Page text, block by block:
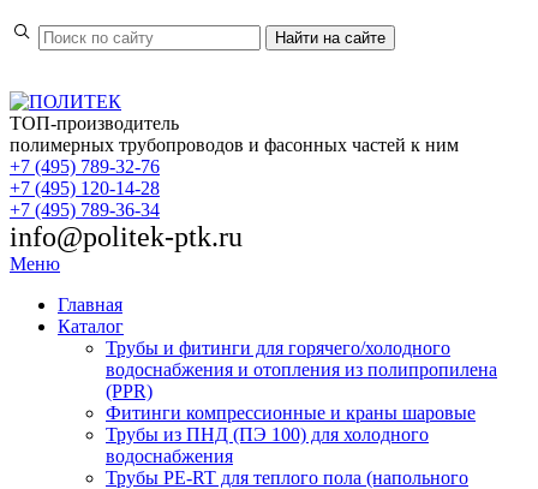
Найти на сайте
ТОП-производитель
полимерных трубопроводов и фасонных частей к ним
+7 (495) 789-32-76
+7 (495) 120-14-28
+7 (495) 789-36-34
info@politek-ptk.ru
Меню
Главная
Каталог
Трубы и фитинги для горячего/холодного
водоснабжения и отопления из полипропилена
(PPR)
Фитинги компрессионные и краны шаровые
Трубы из ПНД (ПЭ 100) для холодного
водоснабжения
Трубы PE-RT для теплого пола (напольного